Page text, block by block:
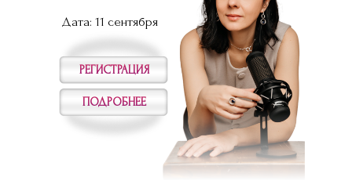
Дата: 11 сентября
РЕГИСТРАЦИЯ
ПОДРОБНЕЕ